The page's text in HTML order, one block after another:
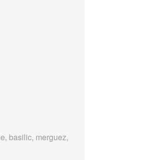
basilic, merguez,